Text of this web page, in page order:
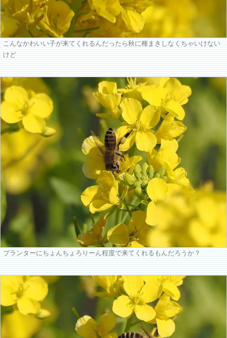
こんなかわいい子が来てくれるんだったら秋に種まきしなくちゃいけない
けど
プランターにちょんちょろりーん程度で来てくれるもんだろうか？